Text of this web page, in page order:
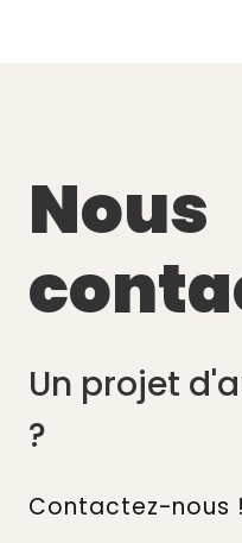
Nous
Un projet
?
Contactez-nous !